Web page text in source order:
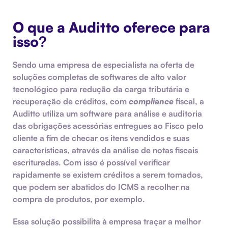
O que a Auditto oferece para
isso?
Sendo uma empresa de especialista na oferta de
soluções completas de softwares de alto valor
tecnológico para redução da carga tributária e
recuperação de créditos, com compliance fiscal, a
Auditto utiliza um software para análise e auditoria
das obrigações acessórias entregues ao Fisco pelo
cliente a fim de checar os itens vendidos e suas
características, através da análise de notas fiscais
escrituradas. Com isso é possível verificar
rapidamente se existem créditos a serem tomados,
que podem ser abatidos do ICMS a recolher na
compra de produtos, por exemplo.
Essa solução possibilita à empresa traçar a melhor